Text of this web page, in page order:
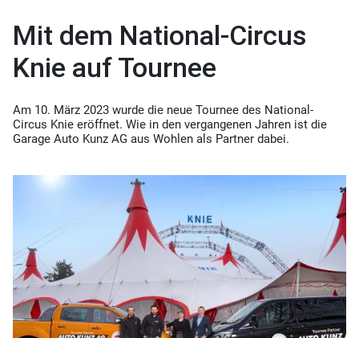
Mit dem National-Circus
Knie auf Tournee
Am 10. März 2023 wurde die neue Tournee des National-
Circus Knie eröffnet. Wie in den vergangenen Jahren ist die
Garage Auto Kunz AG aus Wohlen als Partner dabei.